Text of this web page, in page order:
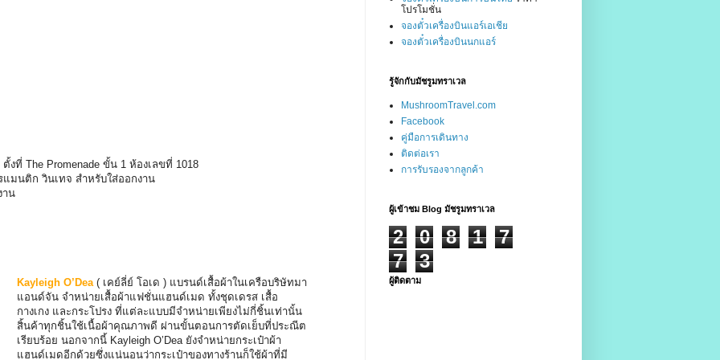
งที่ The Promenade ขั้น 1 ห้องเลขที่ 1018
นเทจ สำหรับใส่ออกงาน
น
Kayleigh O’Dea ( เคย์ลี่ย์ โอเด ) แบรนด์เสื้อผ้าในเครือบริษัทมา
แอนด์จัน จำหน่ายเสื้อผ้าแฟชั่นแฮนด์เมด ทั้งชุดเดรส เสื้อ
กางเกง และกระโปรง ที่แต่ละแบบมีจำหน่ายเพียงไม่กี่ชิ้นเท่านั้น
สิ้นค้าทุกชิ้นใช้เนื้อผ้าคุณภาพดี ผ่านขั้นตอนการตัดเย็บที่ประณีต
เรียบร้อย นอกจากนี้ Kayleigh O’Dea ยังจำหน่ายกระเป๋าผ้า
แฮนด์เมดอีกด้วยซึ่งแน่นอนว่ากระเป๋าของทางร้านก็ใช้ผ้าที่มี
โปรโมชั่น
จองตั๋วเครื่องบินแอร์เอเชีย
จองตั๋วเครื่องบินนกแอร์
รู้จักกับมัชรูมทราเวล
MushroomTravel.com
Facebook
คู่มือการเดินทาง
ติดต่อเรา
การรับรองจากลูกค้า
ผู้เข้าชม Blog มัชรูมทราเวล
2 0 8 1
7
7
3
ผู้ติดตาม